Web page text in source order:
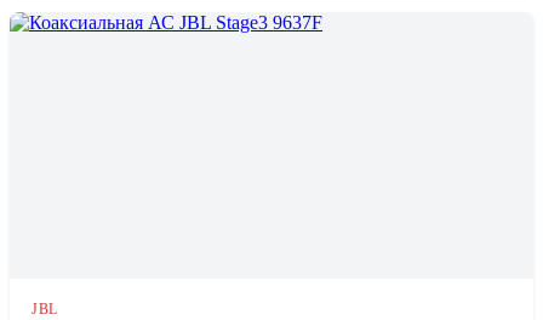
JBL